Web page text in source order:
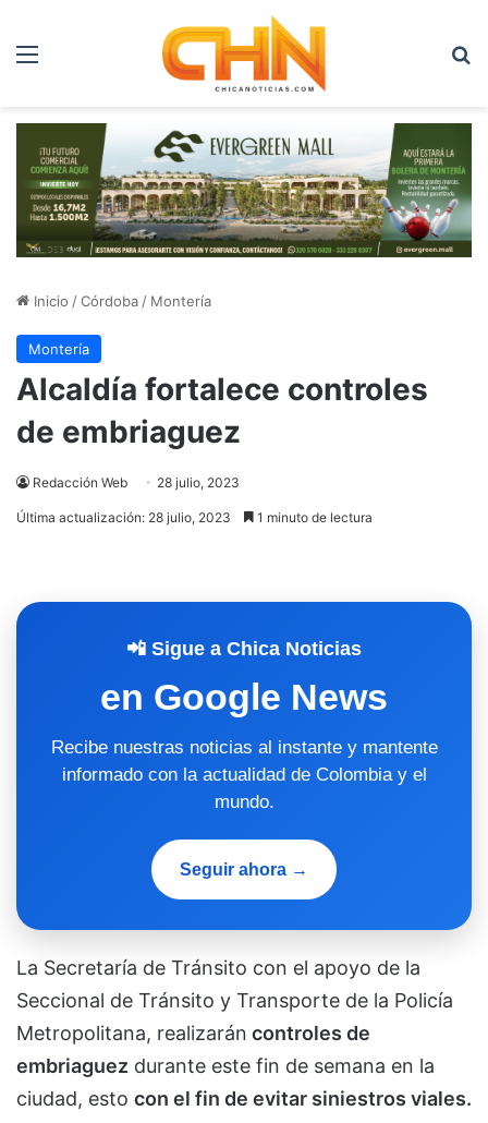
Menú
Inicio /Córdoba / Montería
Montería
Alcaldía fortalece controles
de embriaguez
Redacción Web 28 julio, 2023
Última actualización: 28 julio, 2023 1 minuto de lectura
📲 Sigue a Chica Noticias
en Google News
Recibe nuestras noticias al instante y mantente
informado con la actualidad de Colombia y el
mundo.
Seguir ahora →
La Secretaría de Tránsito con el apoyo de la
Seccional de Tránsito y Transporte de la Policía
Metropolitana, realizarán controles de
embriaguez durante este fin de semana en la
ciudad, esto con el fin de evitar siniestros viales.